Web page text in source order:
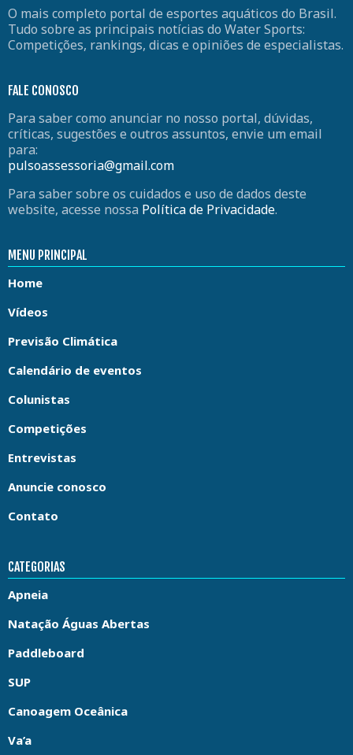
O mais completo portal de esportes aquáticos do Brasil.
Tudo sobre as principais notícias do Water Sports:
Competições, rankings, dicas e opiniões de especialistas.
FALE CONOSCO
Para saber como anunciar no nosso portal, dúvidas,
críticas, sugestões e outros assuntos, envie um email
para:
pulsoassessoria@gmail.com
Para saber sobre os cuidados e uso de dados deste
website, acesse nossa Política de Privacidade.
MENU PRINCIPAL
Home
Vídeos
Previsão Climática
Calendário de eventos
Colunistas
Competições
Entrevistas
Anuncie conosco
Contato
CATEGORIAS
Apneia
Natação Águas Abertas
Paddleboard
SUP
Canoagem Oceânica
Va’a